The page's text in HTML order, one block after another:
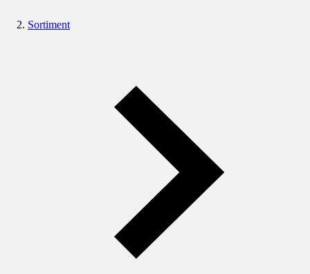
Sortiment